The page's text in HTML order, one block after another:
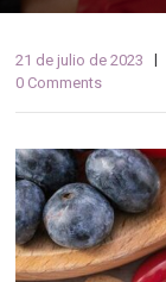
21 de julio de 2023
0 Comments